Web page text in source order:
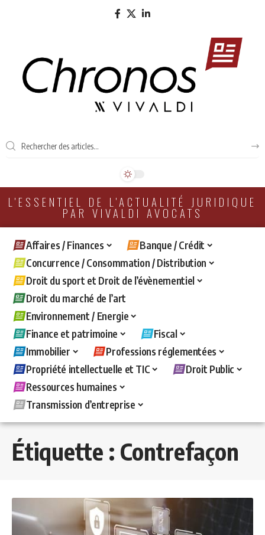
L'ESSENTIEL DE L'ACTUALITÉ JURIDIQUE
PAR VIVALDI AVOCATS
Affaires / Finances
Banque / Crédit
Concurrence / Consommation / Distribution
Droit du sport et Droit de l’évènementiel
Droit du marché de l’art
Environnement / Energie
Finance et patrimoine
Fiscal
Immobilier
Professions réglementées
Propriété intellectuelle et TIC
Droit Public
Ressources humaines
Transmission d’entreprise
Étiquette : Contrefaçon